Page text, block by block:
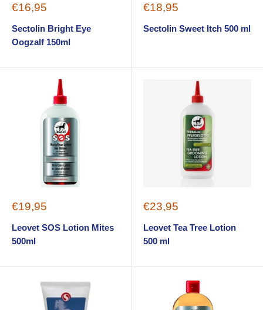
Sale
€16,95
Sectolin Bright Eye
Oogzalf 150ml
Sale
€18,95
Sectolin Sweet Itch 500 ml
Sale
€19,95
Leovet SOS Lotion Mites
500ml
Sale
€23,95
Leovet Tea Tree Lotion
500 ml